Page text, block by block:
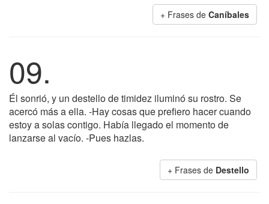
+ Frases de Caníbales
09.
Él sonrió, y un destello de timidez iluminó su rostro. Se
acercó más a ella. -Hay cosas que prefiero hacer cuando
estoy a solas contigo. Había llegado el momento de
lanzarse al vacío. -Pues hazlas.
+ Frases de Destello